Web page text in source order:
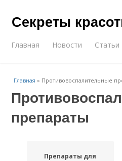
Секреты
Главная Новости Статьи
Главная » Противовоспалительные
препараты
Препараты для